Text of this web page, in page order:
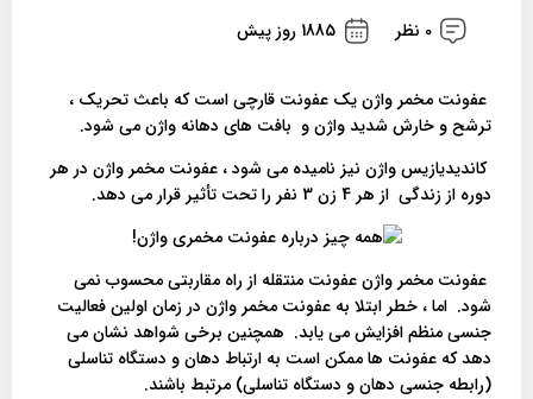
0 نظر 1885 روز پیش
عفونت مخمر واژن یک عفونت قارچی است که باعث تحریک ،
ترشح و خارش شدید واژن و بافت های دهانه واژن می شود.
کاندیدیازیس واژن نیز نامیده می شود ، عفونت مخمر واژن در هر
دوره از زندگی از هر 4 زن 3 نفر را تحت تأثیر قرار می دهد.​
عفونت مخمر واژن عفونت منتقله از راه مقاربتی محسوب نمی
شود. اما ، خطر ابتلا به عفونت مخمر واژن در زمان اولین فعالیت
جنسی منظم افزایش می یابد. همچنین برخی شواهد نشان می
دهد که عفونت ها ممکن است به ارتباط دهان و دستگاه تناسلی
(رابطه جنسی دهان و دستگاه تناسلی) مرتبط باشند.